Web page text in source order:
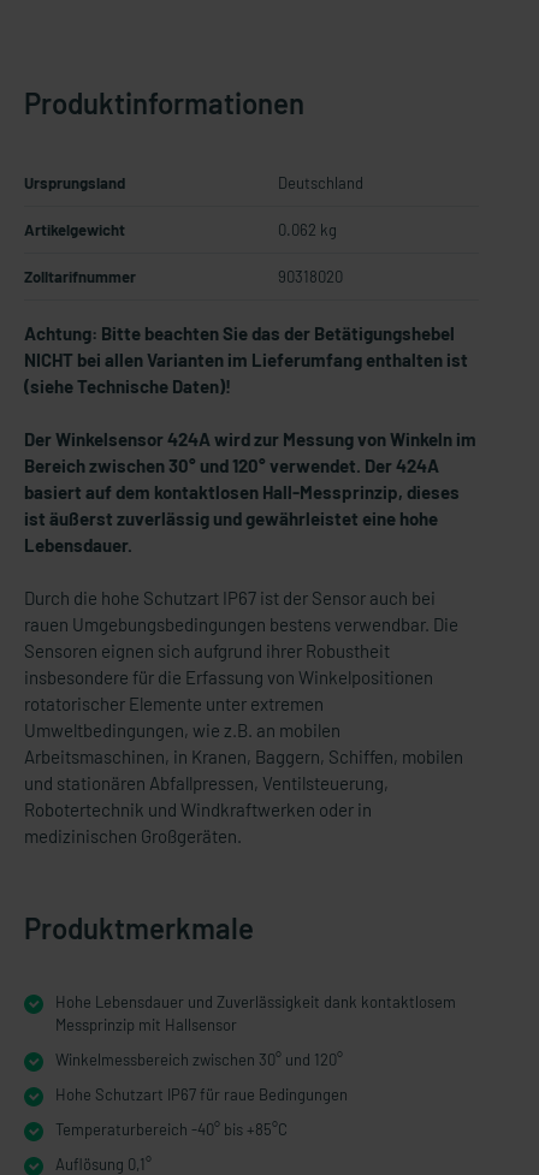
Produktinformationen
Ursprungsland Deutschland
Artikelgewicht 0.062 kg
Zolltarifnummer 90318020
Achtung: Bitte beachten Sie das der Betätigungshebel
NICHT bei allen Varianten im Lieferumfang enthalten ist
(siehe Technische Daten)!
Der Winkelsensor 424A wird zur Messung von Winkeln im
Bereich zwischen 30° und 120° verwendet. Der 424A
basiert auf dem kontaktlosen Hall-Messprinzip, dieses
ist äußerst zuverlässig und gewährleistet eine hohe
Lebensdauer.
Durch die hohe Schutzart IP67 ist der Sensor auch bei
rauen Umgebungsbedingungen bestens verwendbar. Die
Sensoren eignen sich aufgrund ihrer Robustheit
insbesondere für die Erfassung von Winkelpositionen
rotatorischer Elemente unter extremen
Umweltbedingungen, wie z.B. an mobilen
Arbeitsmaschinen, in Kranen, Baggern, Schiffen, mobilen
und stationären Abfallpressen, Ventilsteuerung,
Robotertechnik und Windkraftwerken oder in
medizinischen Großgeräten.
Produktmerkmale
Hohe Lebensdauer und Zuverlässigkeit dank kontaktlosem
Messprinzip mit Hallsensor
Winkelmessbereich zwischen 30° und 120°
Hohe Schutzart IP67 für raue Bedingungen
Temperaturbereich -40° bis +85°C
Auflösung 0,1°